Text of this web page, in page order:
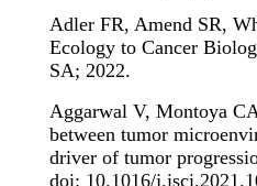
Adler FR, Amend SR,
Ecology to Cancer
SA; 2022.
Aggarwal V, Montoya
between tumor
driver of tumor
doi: 10.1016/